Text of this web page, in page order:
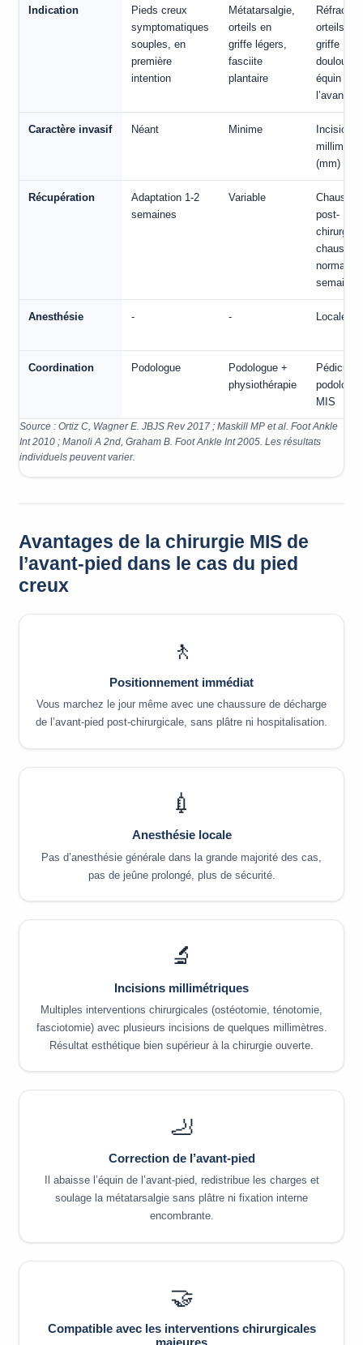
Indication
Pieds creux
symptomatiques
souples, en
première
intention
Métatarsalgie,
orteils en
griffe légers,
fasciite
plantaire
orteils en
griffe
équin de
l’avant-
Caractère invasif Néant Minime
Incisions
(mm)
Récupération
Adaptation 1-2
semaines
Variable
post-
normales
semaines
Anesthésie - - Locale
Coordination Podologue
Podologue +
physiothérapie
Pédicure-
MIS
Source : Ortiz C, Wagner E. JBJS Rev 2017 ; Maskill MP et al. Foot Ankle
Int 2010 ; Manoli A 2nd, Graham B. Foot Ankle Int 2005. Les résultats
individuels peuvent varier.
Avantages de la chirurgie MIS de
l’avant-pied dans le cas du pied
creux
🚶
Positionnement immédiat
Vous marchez le jour même avec une chaussure de décharge
de l’avant-pied post-chirurgicale, sans plâtre ni hospitalisation.
💉
Anesthésie locale
Pas d’anesthésie générale dans la grande majorité des cas,
pas de jeûne prolongé, plus de sécurité.
🔬
Incisions millimétriques
Multiples interventions chirurgicales (ostéotomie, ténotomie,
fasciotomie) avec plusieurs incisions de quelques millimètres.
Résultat esthétique bien supérieur à la chirurgie ouverte.
🦶
Correction de l’avant-pied
Il abaisse l’équin de l’avant-pied, redistribue les charges et
soulage la métatarsalgie sans plâtre ni fixation interne
encombrante.
🤝
Compatible avec les interventions chirurgicales